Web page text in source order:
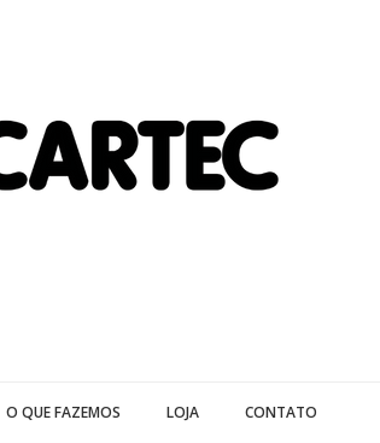
O QUE FAZEMOS LOJA CONTATO